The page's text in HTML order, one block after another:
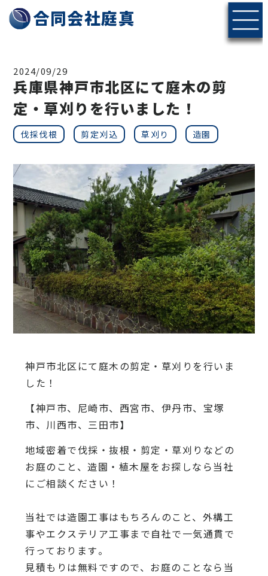
神戸・北摂エリアの伐採・剪定なら合同会社庭真へ
合同会社庭真
2024/09/29
兵庫県神戸市北区にて庭木の剪
定・草刈りを行いました！
伐採伐根 剪定刈込 草刈り 造園
神戸市北区にて庭木の剪定・草刈りを行いま
した！
【神戸市、尼崎市、西宮市、伊丹市、宝塚
市、川西市、三田市】
地域密着で伐採・抜根・剪定・草刈りなどの
お庭のこと、造園・ 植木屋をお探しなら当社
にご相談ください！
当社では造園工事はもちろんのこと、 外構工
事やエクステリア工事まで自社で一気通貫で
行っております。
見積もりは無料ですので、 お庭のことなら当